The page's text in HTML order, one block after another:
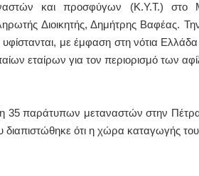
και προσφύγων (Κ.Υ.Τ.) στο
Διοικητής, Δημήτρης Βαφέας.
με έμφαση στη νότια
εταίρων για τον περιορισμό των
35 παράτυπων μεταναστών στην
ότι η χώρα καταγωγής